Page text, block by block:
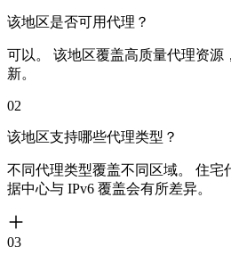
该地区是否可用代理？
可以。 该地区覆盖高质量代理资源
新。
02
该地区支持哪些代理类型？
不同代理类型覆盖不同区域。 住宅
据中心与 IPv6 覆盖会有所差异。
03